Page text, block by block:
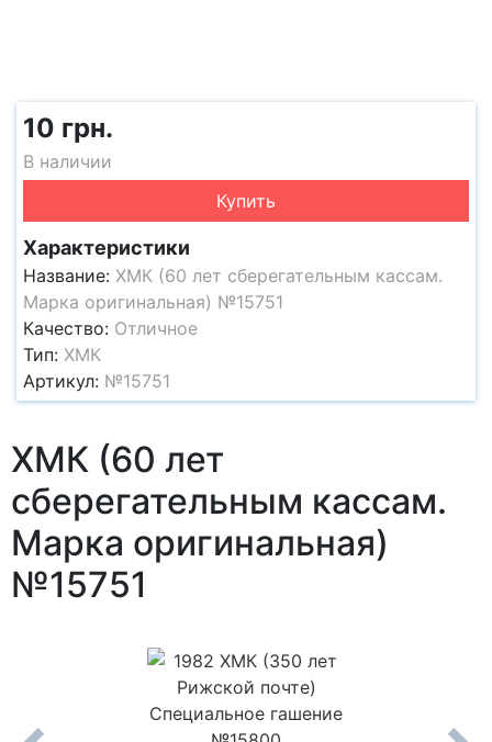
10 грн.
В наличии
Купить
Характеристики
Название: ХМК (60 лет сберегательным кассам.
Марка оригинальная) №15751
Качество: Отличное
Тип: ХМК
Артикул: №15751
ХМК (60 лет
сберегательным кассам.
Марка оригинальная)
№15751